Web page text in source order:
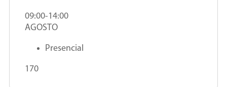
09:00-14:00
AGOSTO
Presencial
170